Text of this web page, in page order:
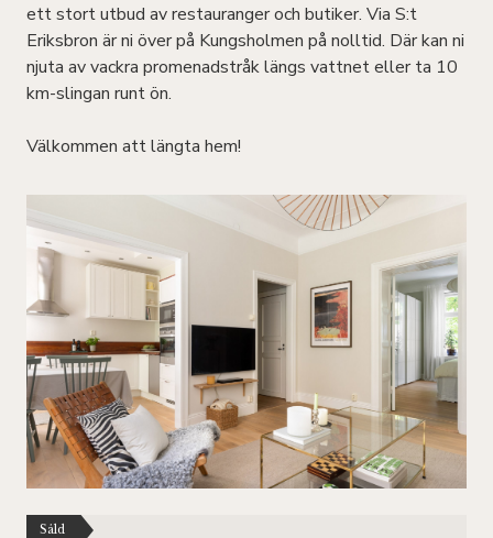
ett stort utbud av restauranger och butiker. Via S:t
Eriksbron är ni över på Kungsholmen på nolltid. Där kan ni
njuta av vackra promenadstråk längs vattnet eller ta 10
km-slingan runt ön.
Välkommen att längta hem!
Såld